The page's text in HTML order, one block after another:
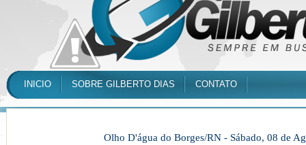
INICIO SOBRE GILBERTO DIAS CONTATO
Olho D'água do Borges/RN - Sábado, 08 de